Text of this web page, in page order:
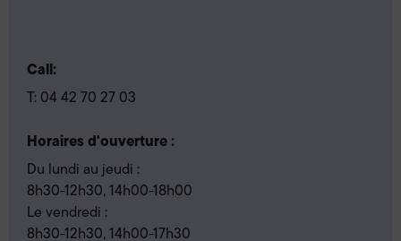
Call:
T: 04 42 70 27 03
Horaires d'ouverture :
Du lundi au jeudi :
8h30-12h30, 14h00-18h00
Le vendredi :
8h30-12h30, 14h00-17h30